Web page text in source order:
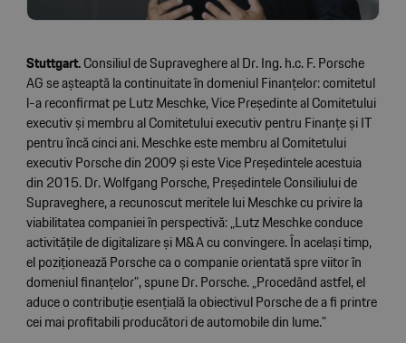
Stuttgart.Consiliul de Supraveghere al Dr. Ing. h.c. F. Porsche
AG se așteaptă la continuitate în domeniul Finanțelor: comitetul
l-a reconfirmat pe Lutz Meschke, Vice Președinte al Comitetului
executiv și membru al Comitetului executiv pentru Finanțe și IT
pentru încă cinci ani. Meschke este membru al Comitetului
executiv Porsche din 2009 și este Vice Președintele acestuia
din 2015. Dr. Wolfgang Porsche, Președintele Consiliului de
Supraveghere, a recunoscut meritele lui Meschke cu privire la
viabilitatea companiei în perspectivă: „Lutz Meschke conduce
activitățile de digitalizare și M&A cu convingere. În același timp,
el poziționează Porsche ca o companie orientată spre viitor în
domeniul finanțelor”, spune Dr. Porsche. „Procedând astfel, el
aduce o contribuție esențială la obiectivul Porsche de a fi printre
cei mai profitabili producători de automobile din lume.”